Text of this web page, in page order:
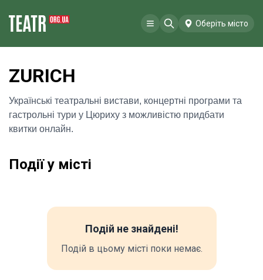
Оберіть місто
ZURICH
Українські театральні вистави, концертні програми та
гастрольні тури у Цюриху з можливістю придбати
квитки онлайн.
Події у місті
Подій не знайдені!
Подій в цьому місті поки немає.